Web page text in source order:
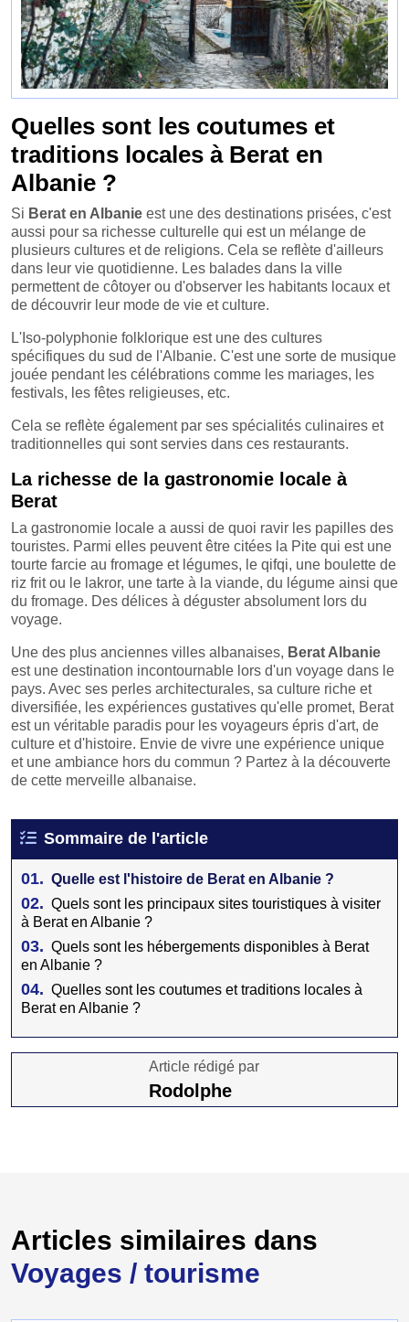
Quelles sont les coutumes et
traditions locales à Berat en
Albanie ?
Si Berat en Albanie est une des destinations prisées, c'est
aussi pour sa richesse culturelle qui est un mélange de
plusieurs cultures et de religions. Cela se reflète d'ailleurs
dans leur vie quotidienne. Les balades dans la ville
permettent de côtoyer ou d'observer les habitants locaux et
de découvrir leur mode de vie et culture.
L'Iso-polyphonie folklorique est une des cultures
spécifiques du sud de l'Albanie. C'est une sorte de musique
jouée pendant les célébrations comme les mariages, les
festivals, les fêtes religieuses, etc.
Cela se reflète également par ses spécialités culinaires et
traditionnelles qui sont servies dans ces restaurants.
La richesse de la gastronomie locale à
Berat
La gastronomie locale a aussi de quoi ravir les papilles des
touristes. Parmi elles peuvent être citées la Pite qui est une
tourte farcie au fromage et légumes, le qifqi, une boulette de
riz frit ou le lakror, une tarte à la viande, du légume ainsi que
du fromage. Des délices à déguster absolument lors du
voyage.
Une des plus anciennes villes albanaises, Berat Albanie
est une destination incontournable lors d'un voyage dans le
pays. Avec ses perles architecturales, sa culture riche et
diversifiée, les expériences gustatives qu'elle promet, Berat
est un véritable paradis pour les voyageurs épris d'art, de
culture et d'histoire. Envie de vivre une expérience unique
et une ambiance hors du commun ? Partez à la découverte
de cette merveille albanaise.
Sommaire de l'article
01. Quelle est l'histoire de Berat en Albanie ?
02. Quels sont les principaux sites touristiques à visiter
à Berat en Albanie ?
03. Quels sont les hébergements disponibles à Berat
en Albanie ?
04. Quelles sont les coutumes et traditions locales à
Berat en Albanie ?
Article rédigé par
Rodolphe
Articles similaires dans
Voyages / tourisme